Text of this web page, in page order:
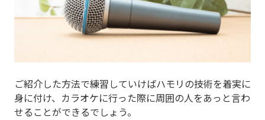
ご紹介した方法で練習していけばハモリの技術を着実に
身に付け、カラオケに行った際に周囲の人をあっと言わ
せることができるでしょう。